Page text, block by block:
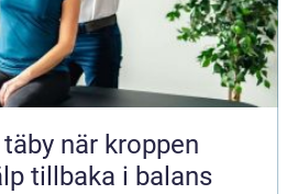
tillbaka i balans